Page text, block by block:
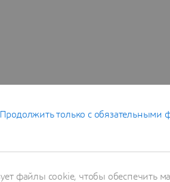
на
Продолжить только с обязательными
файлы cookie, чтобы обеспечить